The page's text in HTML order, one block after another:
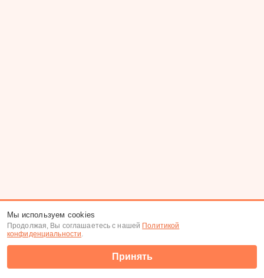
Мы используем cookies
Продолжая, Вы соглашаетесь с нашей Политикой
конфиденциальности.
Принять